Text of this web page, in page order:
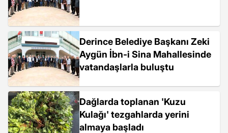
Derince Belediye Başkanı Zeki
Aygün İbn-i Sina Mahallesinde
vatandaşlarla buluştu
Dağlarda toplanan 'Kuzu
Kulağı' tezgahlarda yerini
almaya başladı